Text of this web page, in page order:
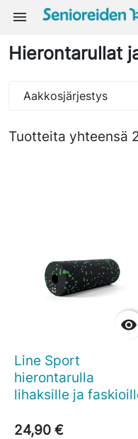
menu
Hierontarullat
Tuotteita yhteensä
Aakkosjärjestys

Line Sport
hierontarulla
lihaksille ja
24,90 €